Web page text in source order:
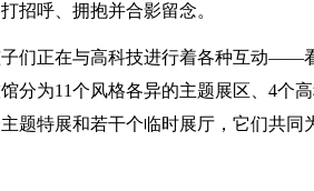
招呼、拥抱并合影留念。
们正在与高科技进行着各种互动——
分为11个风格各异的主题展区、4个
题特展和若干个临时展厅，它们共同